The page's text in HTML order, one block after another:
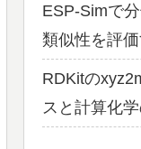
ESP-Simで
類似性を評
RDKitの
スと計算化